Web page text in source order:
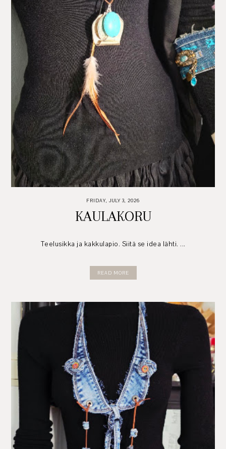
FRIDAY, JULY 3, 2026
KAULAKORU
Teelusikka ja kakkulapio. Siitä se idea lähti. ...
READ MORE